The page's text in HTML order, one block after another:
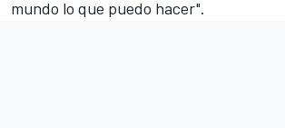
mundo lo que puedo hacer".